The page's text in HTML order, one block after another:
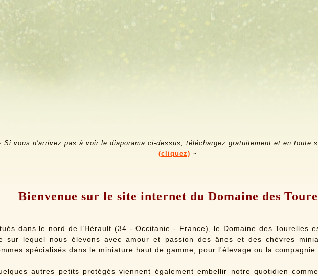
Si vous n'arrivez pas à voir le diaporama ci-dessus, téléchargez gratuitement et en toute
(cliquez) ~
Bienvenue sur le site internet du Domaine des
dans le nord de l’Hérault (34 - Occitanie - France), le Domaine des Tourelles
sur lequel nous élevons avec amour et passion des ânes et des chèvres
spécialisés dans le miniature haut de gamme, pour l'élevage ou la compagnie.
autres petits protégés viennent également embellir notre quotidien